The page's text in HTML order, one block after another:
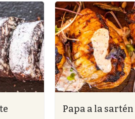
Papa a la sartén